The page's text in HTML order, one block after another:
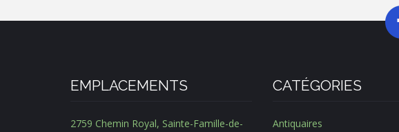
EMPLACEMENTS
2759 Chemin Royal, Sainte-Famille-de-
CATÉGORIES
Antiquaires